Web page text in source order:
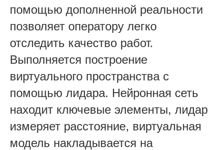
помощью дополненной реальности
позволяет оператору легко
отследить качество работ.
Выполняется построение
виртуального пространства с
помощью лидара. Нейронная сеть
находит ключевые элементы, лидар
измеряет расстояние, виртуальная
модель накладывается на